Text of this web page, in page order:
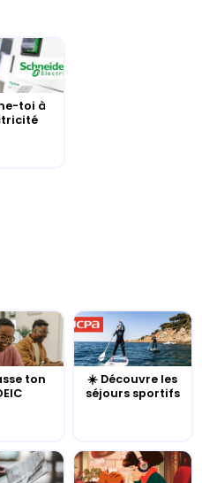
toi à
ton
☀️ Découvre les
séjours sportifs